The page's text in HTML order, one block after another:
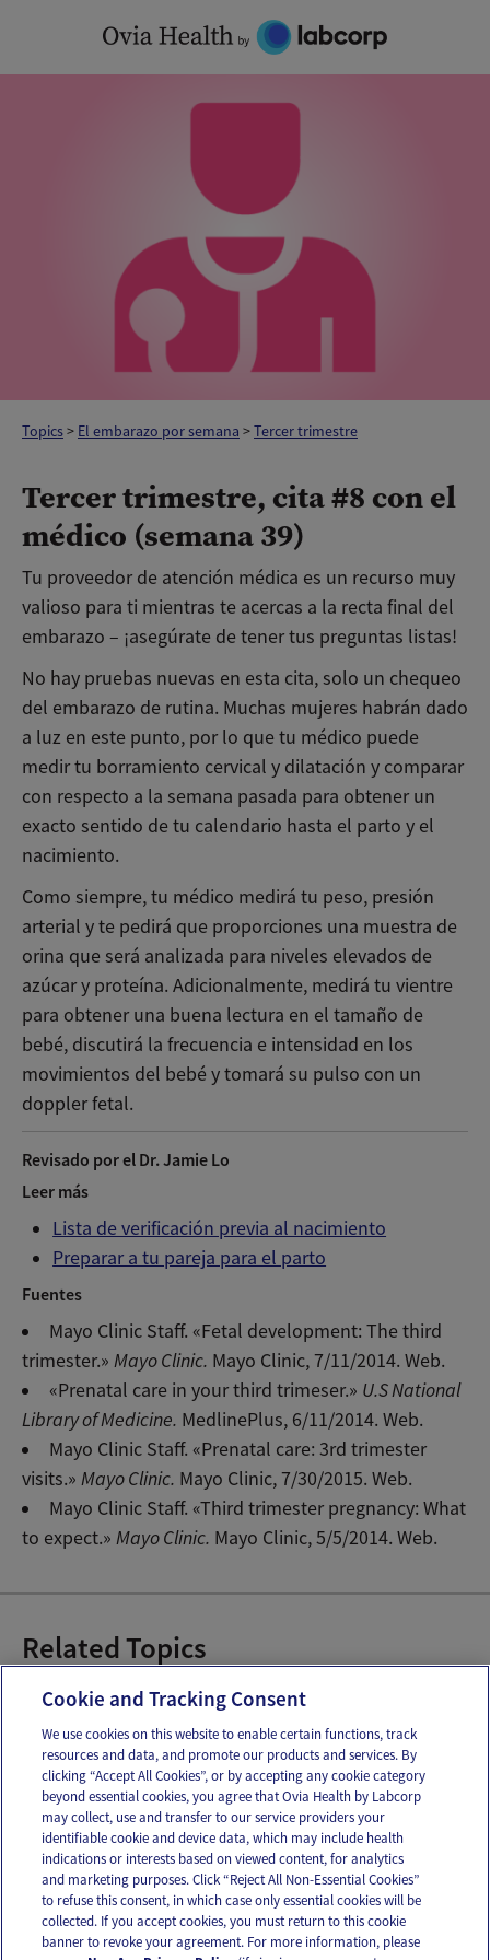
content
Topics> El embarazo por semana >Tercer trimestre
Tercer trimestre, cita #8 con el
médico (semana 39)
Tu proveedor de atención médica es un recurso muy
valioso para ti mientras te acercas a la recta final del
embarazo – ¡asegúrate de tener tus preguntas listas!
No hay pruebas nuevas en esta cita, solo un chequeo
del embarazo de rutina. Muchas mujeres habrán dado
a luz en este punto, por lo que tu médico puede
medir tu borramiento cervical y dilatación y comparar
con respecto a la semana pasada para obtener un
exacto sentido de tu calendario hasta el parto y el
nacimiento.
Como siempre, tu médico medirá tu peso, presión
arterial y te pedirá que proporciones una muestra de
orina que será analizada para niveles elevados de
azúcar y proteína. Adicionalmente, medirá tu vientre
para obtener una buena lectura en el tamaño de
bebé, discutirá la frecuencia e intensidad en los
movimientos del bebé y tomará su pulso con un
doppler fetal.
Revisado por el Dr. Jamie Lo
Leer más
Lista de verificación previa al nacimiento
Preparar a tu pareja para el parto
Fuentes
Mayo Clinic Staff. «Fetal development: The third
trimester.» Mayo Clinic. Mayo Clinic, 7/11/2014. Web.
«Prenatal care in your third trimeser.» U.S National
Library of Medicine. MedlinePlus, 6/11/2014. Web.
Mayo Clinic Staff. «Prenatal care: 3rd trimester
visits.» Mayo Clinic. Mayo Clinic, 7/30/2015. Web.
Mayo Clinic Staff. «Third trimester pregnancy: What
to expect.» Mayo Clinic. Mayo Clinic, 5/5/2014. Web.
Related Topics
28-42 Semanas de embarazo
Email Text
OUR APPS
Cookie and Tracking Consent
We use cookies on this website to enable certain functions, track
resources and data, and promote our products and services. By
clicking “Accept All Cookies”, or by accepting any cookie category
beyond essential cookies, you agree that Ovia Health by Labcorp
may collect, use and transfer to our service providers your
identifiable cookie and device data, which may include health
indications or interests based on viewed content, for analytics
and marketing purposes. Click “Reject All Non-Essential Cookies”
to refuse this consent, in which case only essential cookies will be
collected. If you accept cookies, you must return to this cookie
banner to revoke your agreement. For more information, please